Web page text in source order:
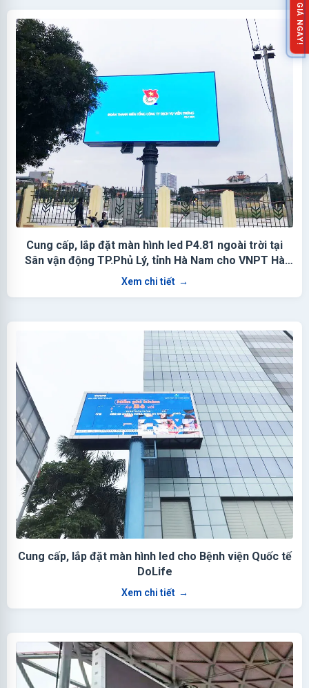
Cung cấp, lắp đặt màn hình led P4.81 ngoài trời tại
Sân vận động TP.Phủ Lý, tỉnh Hà Nam cho VNPT Hà
Nam
Xem chi tiết →
Cung cấp, lắp đặt màn hình led cho Bệnh viện Quốc tế
DoLife
Xem chi tiết →